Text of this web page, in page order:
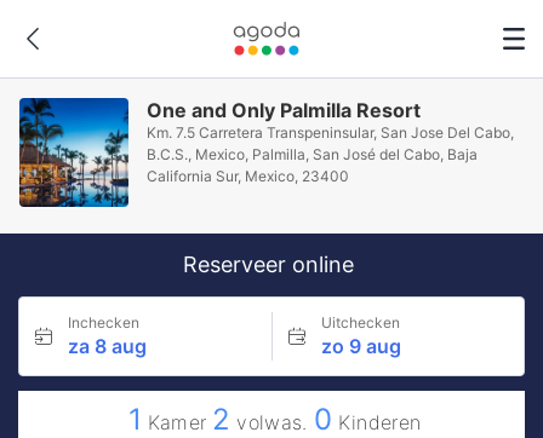
One and Only Palmilla Resort
Km. 7.5 Carretera Transpeninsular, San Jose Del Cabo,
B.C.S., Mexico, Palmilla, San José del Cabo, Baja
California Sur, Mexico, 23400
Reserveer online
Inchecken
za 8 aug
Uitchecken
zo 9 aug
1 Kamer 2 volwas. 0 Kinderen